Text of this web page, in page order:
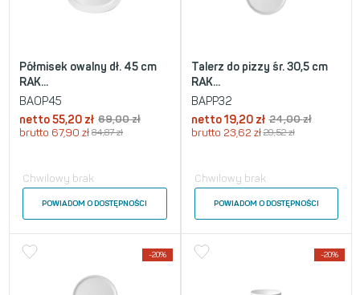
Półmisek owalny dł. 45 cm
RAK...
BAOP45
netto55,20 zł 69,00zł
brutto 67,90 zł 84,87zł
Chwilowy brak
POWIADOM O DOSTĘPNOŚCI
Talerz do pizzy śr. 30,5 cm
RAK...
BAPP32
netto 19,20 zł 24,00zł
brutto 23,62 zł 29,52zł
Chwilowy brak
POWIADOM O DOSTĘPNOŚCI
-20% -20%